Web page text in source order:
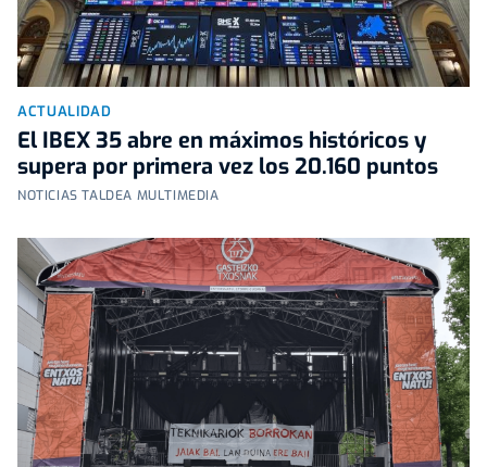
ACTUALIDAD
El IBEX 35 abre en máximos históricos y
supera por primera vez los 20.160 puntos
NOTICIAS TALDEA MULTIMEDIA